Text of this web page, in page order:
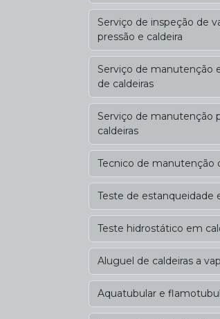
Serviço de inspeção de
pressão e caldeira
Serviço de manutenção
de caldeiras
Serviço de manutenção
caldeiras
Tecnico de manutenção
Teste de estanqueidade
Teste hidrostático em
Aluguel de caldeiras a
Aquatubular e